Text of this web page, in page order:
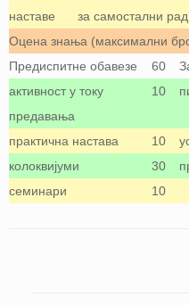
наставе
за самостални
Оцена знања (максимални
Предиспитне обавезе
60
активност у току
предавања
10
практична настава 10
колоквијуми
30
семинари
10